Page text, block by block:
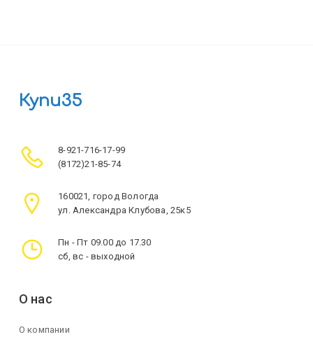
Купи35
8-921-716-17-99
(8172)21-85-74
160021, город Вологда
ул. Александра Клубова, 25к5
Пн - Пт 09.00 до 17.30
сб, вс - выходной
О нас
О компании